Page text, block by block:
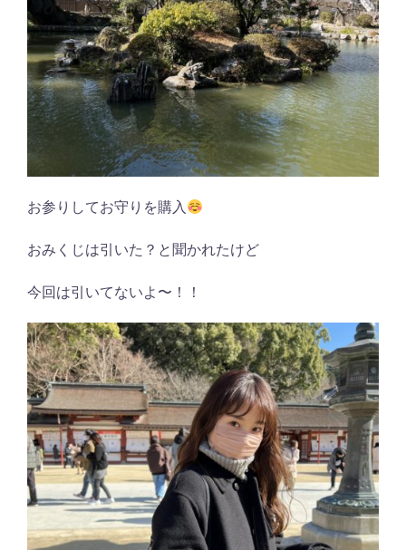
お参りしてお守りを購入
おみくじは引いた？と聞かれたけど
今回は引いてないよ〜！！